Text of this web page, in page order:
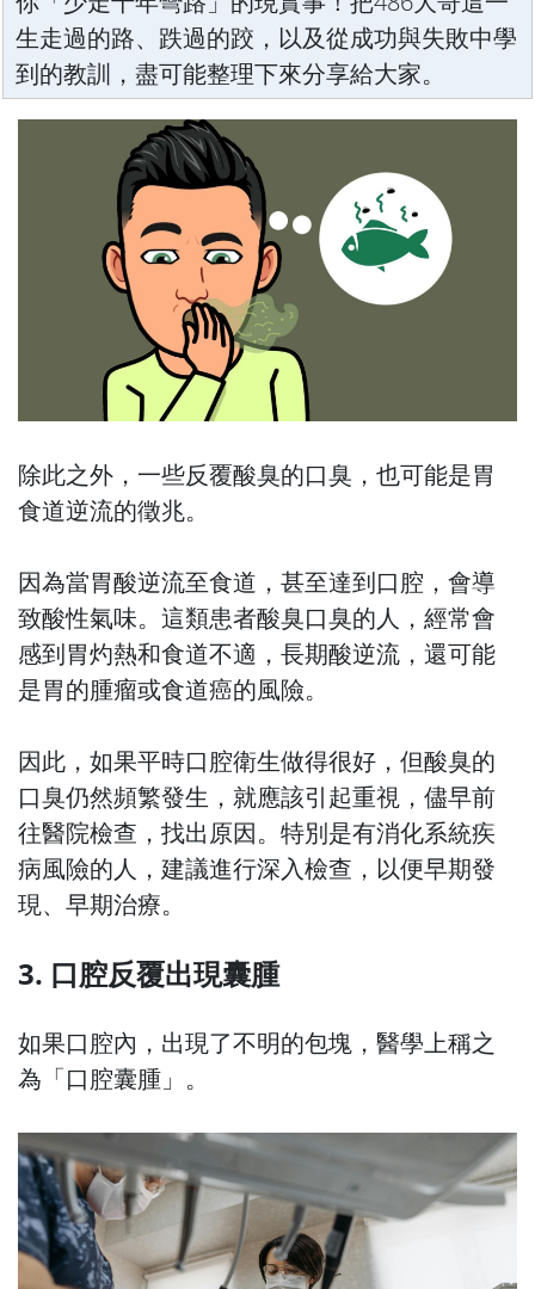
生走過的路、跌過的跤，以及從成功與失敗中學
到的教訓，盡可能整理下來分享給大家。
除此之外，一些反覆酸臭的口臭，也可能是胃
食道逆流的徵兆。
因為當胃酸逆流至食道，甚至達到口腔，會導
致酸性氣味。這類患者酸臭口臭的人，經常會
感到胃灼熱和食道不適，長期酸逆流，還可能
是胃的腫瘤或食道癌的風險。
因此，如果平時口腔衛生做得很好，但酸臭的
口臭仍然頻繁發生，就應該引起重視，儘早前
往醫院檢查，找出原因。特別是有消化系統疾
病風險的人，建議進行深入檢查，以便早期發
現、早期治療。
3. 口腔反覆出現囊腫
如果口腔內，出現了不明的包塊，醫學上稱之
為「口腔囊腫」。